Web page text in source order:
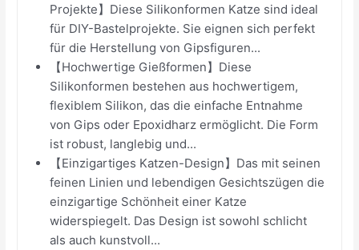
Projekte】Diese Silikonformen Katze sind ideal
für DIY-Bastelprojekte. Sie eignen sich perfekt
für die Herstellung von Gipsfiguren...
【Hochwertige Gießformen】Diese
Silikonformen bestehen aus hochwertigem,
flexiblem Silikon, das die einfache Entnahme
von Gips oder Epoxidharz ermöglicht. Die Form
ist robust, langlebig und...
【Einzigartiges Katzen-Design】Das mit seinen
feinen Linien und lebendigen Gesichtszügen die
einzigartige Schönheit einer Katze
widerspiegelt. Das Design ist sowohl schlicht
als auch kunstvoll...